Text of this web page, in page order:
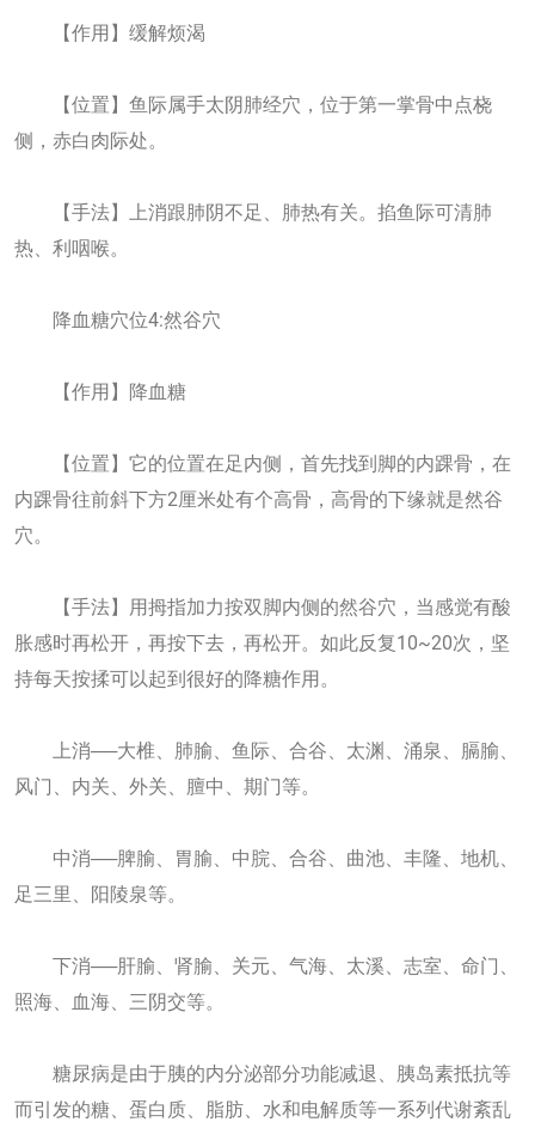
【作用】缓解烦渴
【位置】鱼际属手太阴肺经穴，位于第一掌骨中点桡
侧，赤白肉际处。
【手法】上消跟肺阴不足、肺热有关。掐鱼际可清肺
热、利咽喉。
降血糖穴位4:然谷穴
【作用】降血糖
【位置】它的位置在足内侧，首先找到脚的内踝骨，在
内踝骨往前斜下方2厘米处有个高骨，高骨的下缘就是然谷
穴。
【手法】用拇指加力按双脚内侧的然谷穴，当感觉有酸
胀感时再松开，再按下去，再松开。如此反复10~20次，坚
持每天按揉可以起到很好的降糖作用。
上消──大椎、肺腧、鱼际、合谷、太渊、涌泉、膈腧、
风门、内关、外关、膻中、期门等。
中消──脾腧、胃腧、中脘、合谷、曲池、丰隆、地机、
足三里、阳陵泉等。
下消──肝腧、肾腧、关元、气海、太溪、志室、命门、
照海、血海、三阴交等。
糖尿病是由于胰的内分泌部分功能减退、胰岛素抵抗等
而引发的糖、蛋白质、脂肪、水和电解质等一系列代谢紊乱